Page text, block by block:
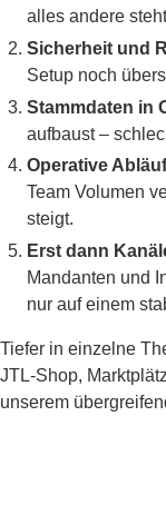
alles andere
Sicherheit und
Setup noch
Stammdaten in
aufbaust –
Operative
Team Volumen
steigt.
Erst dann
Mandanten und
nur auf einem
Tiefer in einzelne
JTL-Shop,
unserem